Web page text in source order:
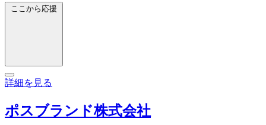
ここから応援
詳細を見る
ポスブランド株式会社